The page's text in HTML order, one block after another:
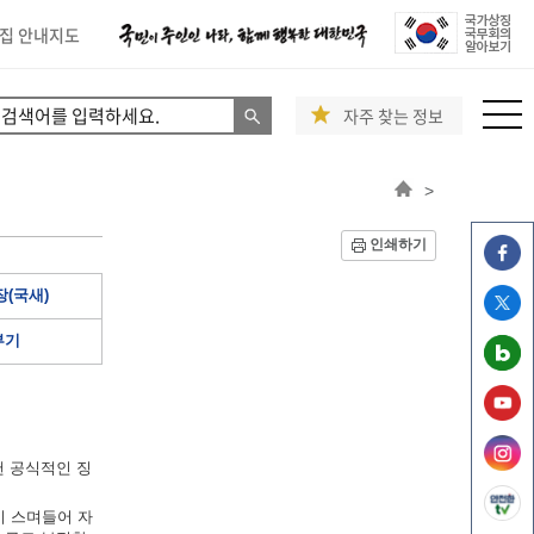
안내지도
자주 찾는 정보
>
인쇄하기
(국새)
공식적인 징
스며들어 자